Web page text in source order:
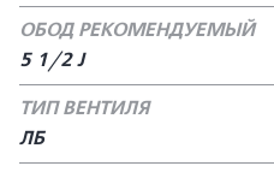
ОБОД РЕКОМЕНДУЕМЫЙ
5 1/2 J
ТИП ВЕНТИЛЯ
ЛБ